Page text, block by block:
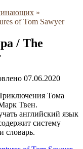
»
of Tom Sawyer
/ The
07.06.2020
Тома
Твен.
английский язык
систему
словарь.